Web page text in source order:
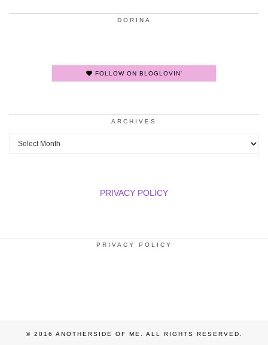
DORINA
FOLLOW ON BLOGLOVIN'
ARCHIVES
Archives
PRIVACY POLICY
PRIVACY POLICY
© 2016 ANOTHERSIDE OF ME. ALL RIGHTS RESERVED.